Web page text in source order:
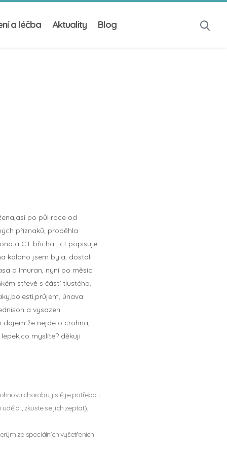
a léčba Aktuality Blog
po půl roce od
příznaků, proběhla
a CT břicha , ct popisuje
kolono jsem byla, dostali
a Imuran, nyní po měsíci
střevě s částí tlustého,
únava
a vysazen
dojem že nejde o crohna,
myslíte? děkuji
chorobu, jistě je potřeba i
zkuste se jich zeptat),
ze speciálních vyšetřeních